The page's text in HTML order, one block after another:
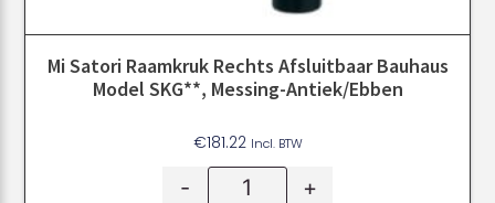
Mi Satori Raamkruk Rechts Afsluitbaar Bauhaus
Model SKG**, Messing-Antiek/ebben
€181.22 Incl. BTW
- +